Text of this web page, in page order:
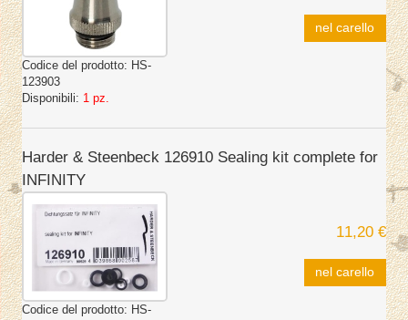
Codice del prodotto: HS-
123903
Disponibili: 1 pz.
nel carello
Harder & Steenbeck 126910 Sealing kit complete for
INFINITY
Codice del prodotto: HS-
11,20 €
nel carello